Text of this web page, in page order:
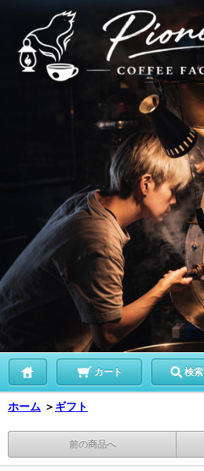
カート 検索
ホーム ＞ ギフト
前の商品へ